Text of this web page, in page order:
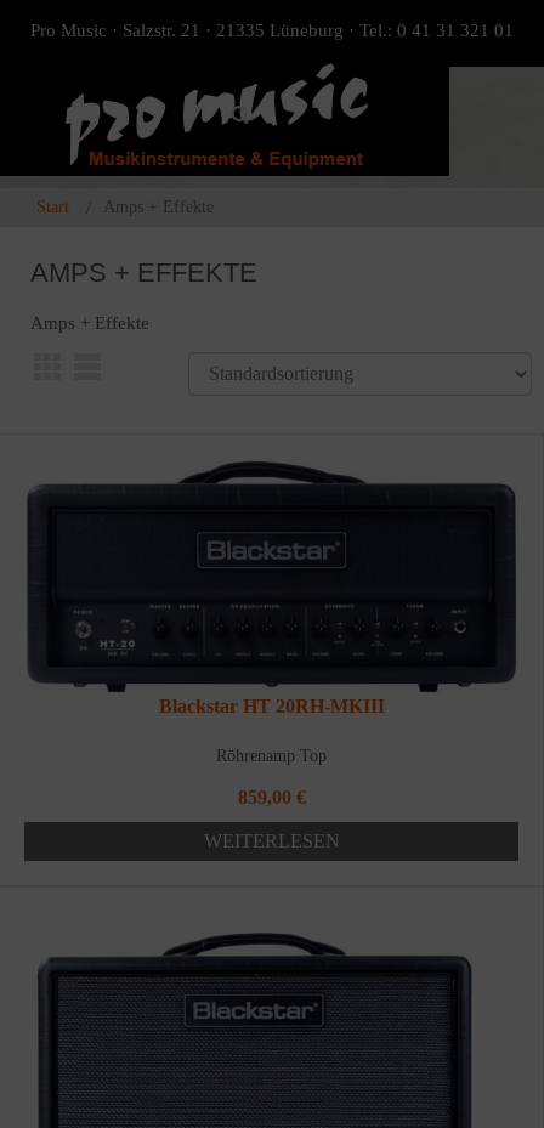
Pro Music · Salzstr. 21 · 21335 Lüneburg · Tel.: 0 41 31 321 01
Start Amps + Effekte
AMPS + EFFEKTE
Amps + Effekte
Blackstar HT 20RH-MKIII
Röhrenamp Top
859,00 €
WEITERLESEN